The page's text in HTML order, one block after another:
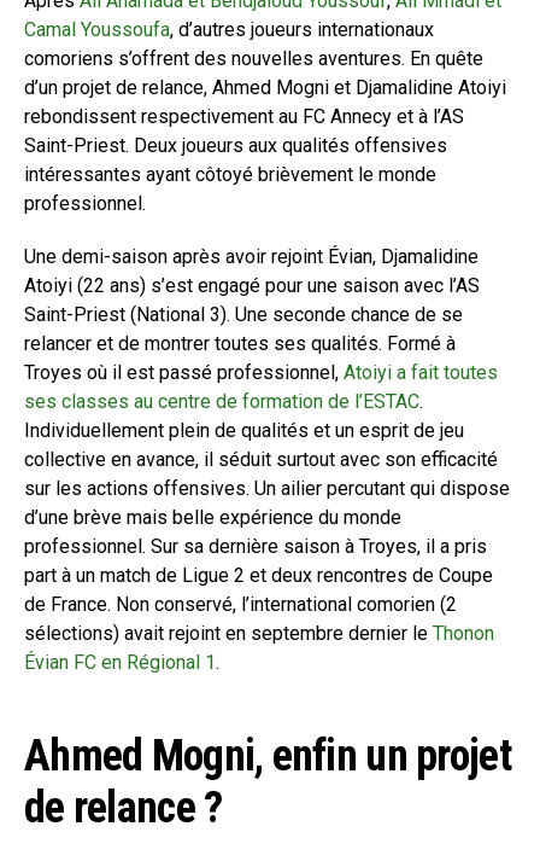
Camal Youssoufa, d’autres joueurs internationaux
comoriens s’offrent des nouvelles aventures. En quête
d’un projet de relance, Ahmed Mogni et Djamalidine Atoiyi
rebondissent respectivement au FC Annecy et à l’AS
Saint-Priest. Deux joueurs aux qualités offensives
intéressantes ayant côtoyé brièvement le monde
professionnel.
Une demi-saison après avoir rejoint Évian, Djamalidine
Atoiyi (22 ans) s’est engagé pour une saison avec l’AS
Saint-Priest (National 3). Une seconde chance de se
relancer et de montrer toutes ses qualités. Formé à
Troyes où il est passé professionnel, Atoiyi a fait toutes
ses classes au centre de formation de l’ESTAC.
Individuellement plein de qualités et un esprit de jeu
collective en avance, il séduit surtout avec son efficacité
sur les actions offensives. Un ailier percutant qui dispose
d’une brève mais belle expérience du monde
professionnel. Sur sa dernière saison à Troyes, il a pris
part à un match de Ligue 2 et deux rencontres de Coupe
de France. Non conservé, l’international comorien (2
sélections) avait rejoint en septembre dernier le Thonon
Évian FC en Régional 1.
Ahmed Mogni, enfin un projet
de relance ?